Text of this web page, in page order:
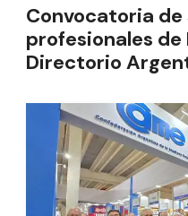
Convocatoria
profesionales de
Directorio